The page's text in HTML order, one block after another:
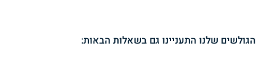
הגולשים שלנו התעניינו גם בשאלות הבאות: